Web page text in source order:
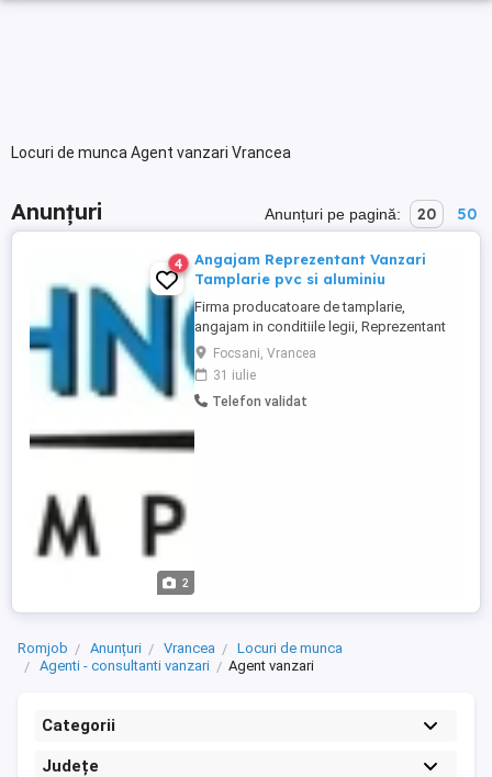
Locuri de munca Agent vanzari Vrancea
Anunțuri Anunțuri pe pagină: 20 50
2
4
Angajam Reprezentant Vanzari
Tamplarie pvc si aluminiu
Firma producatoare de tamplarie,
angajam in conditiile legii, Reprezentant
vanzari tehnic tamplarie pvc si aluminiu ,
pentru judetele Vrancea, Buzau. Conditii
de indeplinit, - experienta in domeniu
tamplariei de pvc si aluminiu, materiale de
Focsani, Vrancea
31 iulie
Telefon validat
Romjob Anunțuri Vrancea
Locuri de munca
Agenti - consultanti vanzari
Agent vanzari
Categorii
Județe